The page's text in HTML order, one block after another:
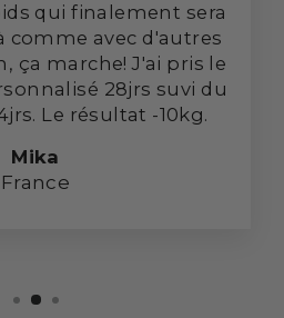
qui finalement sera
comme avec d'autres
ça marche! J'ai pris le
28jrs suvi du
Le résultat -10kg.
Mika
France